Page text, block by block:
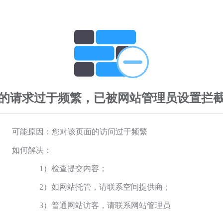
请求过于频繁，已被网站管理员设置拦
可能原因：您对该页面的访问过于频繁
如何解决：
1）检查提交内容；
2）如网站托管，请联系空间提供商；
3）普通网站访客，请联系网站管理员